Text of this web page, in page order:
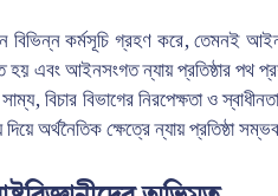
বিভিন্ন কর্মসূচি গ্রহণ করে,
হয় এবং আইনসংগত ন্যায় প্রতিষ্ঠার
বিচার বিভাগের নিরপেক্ষতা ও
অর্থনৈতিক ক্ষেত্রে ন্যায় প্রতিষ্ঠা